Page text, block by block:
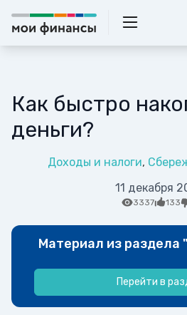
Как быстро
деньги?
Доходы и налоги
11 декабря
3337 133
Материал из раздела
Перейти в